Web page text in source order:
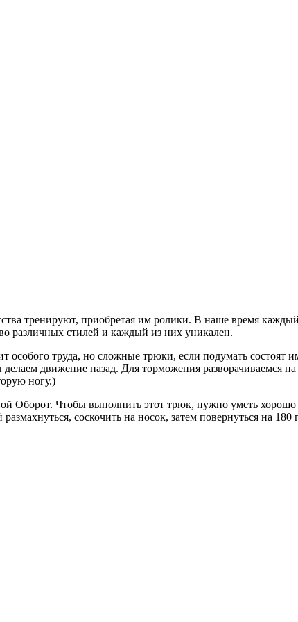
тренируют, приобретая им ролики. В наше время
различных стилей и каждый из них уникален.
труда, но сложные трюки, если подумать состоят
движение назад. Для торможения разворачиваемся
ногу.)
Оборот. Чтобы выполнить этот трюк, нужно уметь
соскочить на носок, затем повернуться на 180